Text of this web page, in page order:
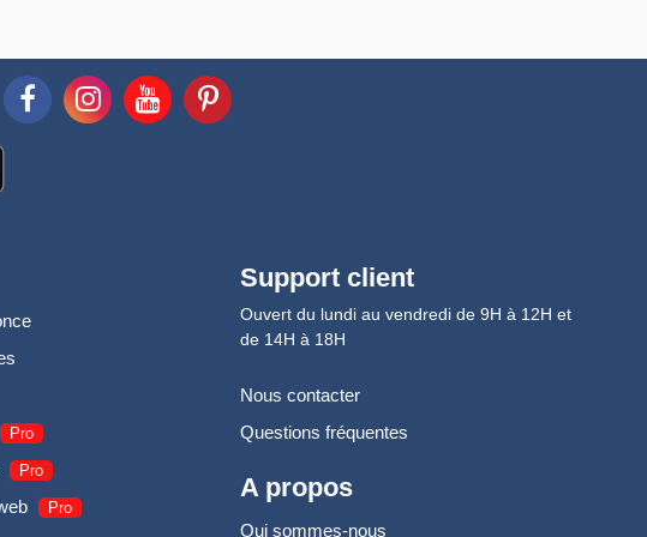
Pro
Pro
Pro
Support client
Ouvert du lundi au vendredi de 9H à 12H et
de 14H à 18H
Nous contacter
Questions fréquentes
A propos
Qui sommes-nous